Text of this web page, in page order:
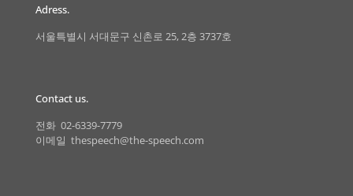
Adress.
서울특별시 서대문구 신촌로 25, 2층 3737호
Contact us.
전화 02-6339-7779
이메일 thespeech@the-speech.com